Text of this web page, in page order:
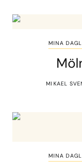
MINA
MIKAEL
MINA